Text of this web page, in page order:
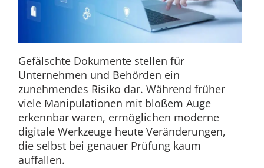
Gefälschte Dokumente stellen für
Unternehmen und Behörden ein
zunehmendes Risiko dar. Während früher
viele Manipulationen mit bloßem Auge
erkennbar waren, ermöglichen moderne
digitale Werkzeuge heute Veränderungen,
die selbst bei genauer Prüfung kaum
auffallen.